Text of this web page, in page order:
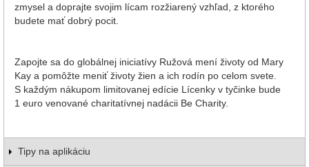
zmysel a doprajte svojim lícam rozžiarený vzhľad, z ktorého
budete mať dobrý pocit.
Zapojte sa do globálnej iniciatívy Ružová mení životy od Mary
Kay a pomôžte meniť životy žien a ich rodín po celom svete.
S každým nákupom limitovanej edície Lícenky v tyčinke bude
1 euro venované charitatívnej nadácii Be Charity.
Tipy na aplikáciu